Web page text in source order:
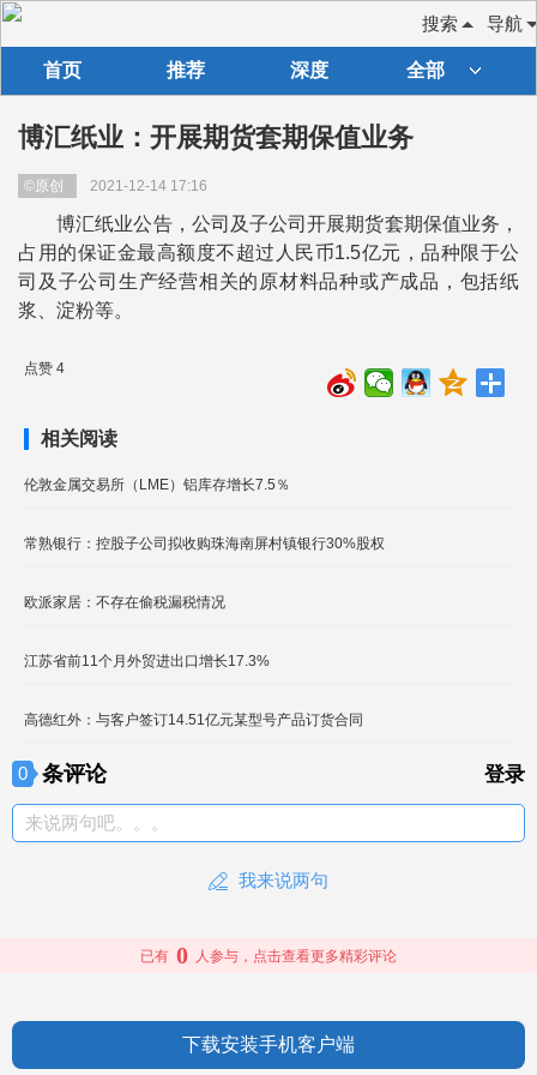
导航
搜索
首页 推荐 深度 全部
博汇纸业：开展期货套期保值业务
©原创 2021-12-14 17:16
博汇纸业公告，公司及子公司开展期货套期保值业务，
占用的保证金最高额度不超过人民币1.5亿元，品种限于公
司及子公司生产经营相关的原材料品种或产成品，包括纸
浆、淀粉等。
点赞 4
相关阅读
伦敦金属交易所（LME）铝库存增长7.5％
常熟银行：控股子公司拟收购珠海南屏村镇银行30%股权
欧派家居：不存在偷税漏税情况
江苏省前11个月外贸进出口增长17.3%
高德红外：与客户签订14.51亿元某型号产品订货合同
0 条评论 登录
来说两句吧。。。
我来说两句
已有 0 人参与，点击查看更多精彩评论
下载安装手机客户端